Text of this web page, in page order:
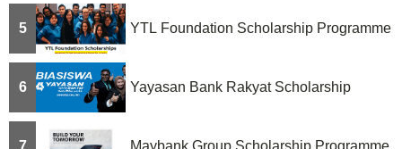
5 YTL Foundation Scholarship Programme
6 Yayasan Bank Rakyat Scholarship